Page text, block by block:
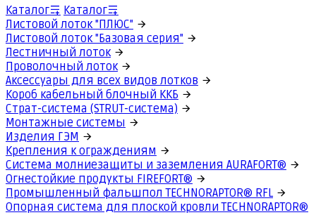
Каталог
Каталог
Листовой лоток "ПЛЮС"
Листовой лоток "Базовая серия"
Лестничный лоток
Проволочный лоток
Аксессуары для всех видов лотков
Короб кабельный блочный ККБ
Страт-система (STRUT-система)
Монтажные системы
Изделия ГЭМ
Крепления к ограждениям
Система молниезащиты и заземления AURAFORT®
Огнестойкие продукты FIREFORT®
Промышленный фальшпол TECHNORAPTOR® RFL
Опорная система для плоской кровли TECHNORAPTOR®